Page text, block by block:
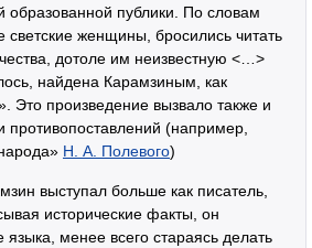
образованной публики. По словам
светские женщины, бросились читать
дотоле им неизвестную <…>
найдена Карамзиным, как
Это произведение вызвало также и
противопоставлений (например,
Н. А. Полевого)
выступал больше как писатель,
исторические факты, он
языка, менее всего стараясь делать